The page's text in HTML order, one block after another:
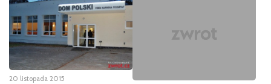
20 listopada 2015